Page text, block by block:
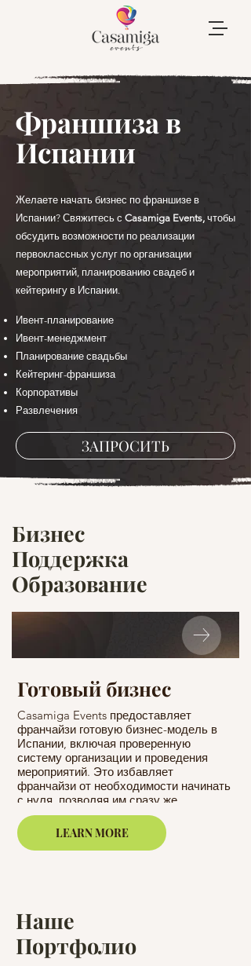
Франшиза в
Испании
Желаете начать бизнес по франшизе в
Испании? Свяжитесь с Casamiga Events, чтобы
обсудить возможности по реализации
первоклассных услуг по организации
мероприятий, планированию свадеб и
кейтерингу в Испании.
Ивент-планирование
Ивент-менеджмент
Планирование свадьбы
Кейтеринг-франшиза
Корпоративы
Развлечения
ЗАПРОСИТЬ
Бизнес
Поддержка
Образование
Готовый бизнес
Casamiga Events предоставляет
франчайзи готовую бизнес-модель в
Испании, включая проверенную
систему организации и проведения
мероприятий. Это избавляет
франчайзи от необходимости начинать
с нуля, позволяя им сразу же
приступить к работе и сосредоточиться
на развитии своего бизнеса.
LEARN MORE
Наше
Портфолио